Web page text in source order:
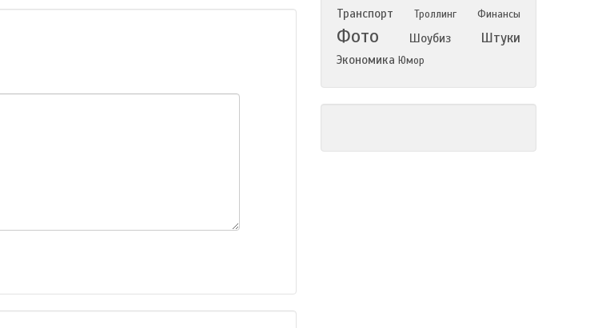
Транспорт Троллинг Финансы
Фото Шоубиз Штуки
Экономика Юмор